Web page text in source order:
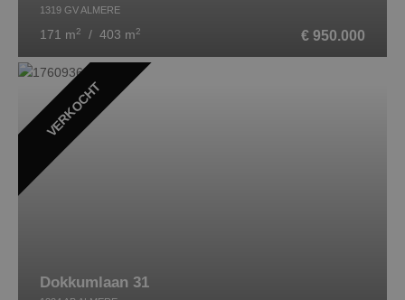
1319 GV ALMERE
171 m2 / 403 m2 € 950.000
VERKOCHT
Dokkumlaan 31